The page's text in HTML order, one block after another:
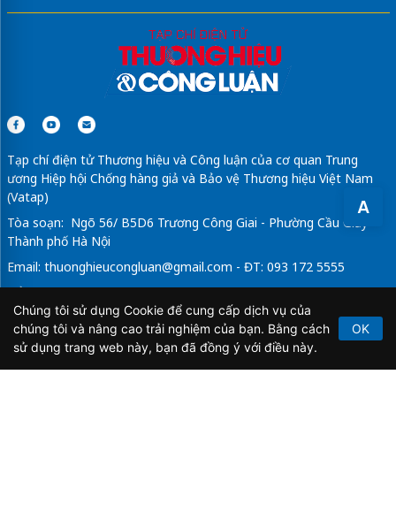
A
Tạp chí điện tử Thương hiệu và Công luận của cơ quan Trung
ương Hiệp hội Chống hàng giả và Bảo vệ Thương hiệu Việt Nam
(Vatap)
Tòa soạn: Ngõ 56/ B5D6 Trương Công Giai - Phường Cầu Giấy -
Thành phố Hà Nội
Email: thuonghieucongluan@gmail.com - ĐT: 093 172 5555
Tổng Biên Tập: Vũ Đức Thuận
Giấy phép hoạt động báo chí điện tử số 64/GP-BTTTT do Bộ
Thông tin và Truyền thông cấp ngày 21/2/2020.
Chúng tôi sử dụng Cookie để cung cấp dịch vụ của
chúng tôi và nâng cao trải nghiệm của bạn. Bằng cách
sử dụng trang web này, bạn đã đồng ý với điều này.
OK